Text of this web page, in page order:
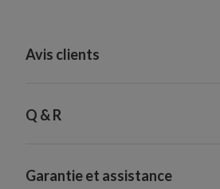
présenter de légères différences
Avis clients
Q & R
Garantie et assistance